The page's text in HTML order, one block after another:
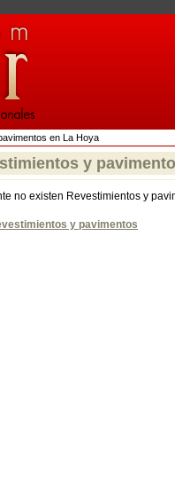
en La Hoya
y
no existen Revestimientos y
y pavimentos